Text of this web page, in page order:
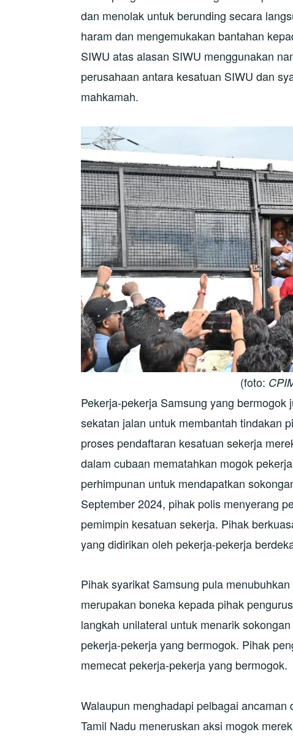
dan menolak untuk berunding secara
haram dan mengemukakan bantahan
SIWU atas alasan SIWU menggunakan
perusahaan antara kesatuan SIWU dan
mahkamah.
(foto:
Pekerja-pekerja Samsung yang
sekatan jalan untuk membantah tindakan
proses pendaftaran kesatuan sekerja
dalam cubaan mematahkan mogok
perhimpunan untuk mendapatkan
September 2024, pihak polis menyerang
pemimpin kesatuan sekerja. Pihak
yang didirikan oleh pekerja-pekerja
Pihak syarikat Samsung pula
merupakan boneka kepada pihak
langkah unilateral untuk menarik
pekerja-pekerja yang bermogok. Pihak
memecat pekerja-pekerja yang bermogok.
Walaupun menghadapi pelbagai
Tamil Nadu meneruskan aksi mogok